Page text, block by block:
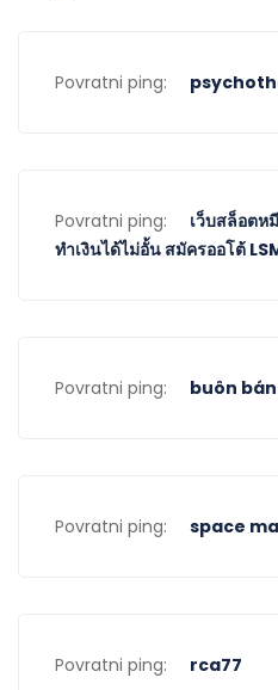
Povratni ping:
Povratni ping:
เว็บสล็อตห
ทำเงินได้ไม่อั้น สมัครออโต้
Povratni ping: buôn
Povratni ping: space
Povratni ping: rca77